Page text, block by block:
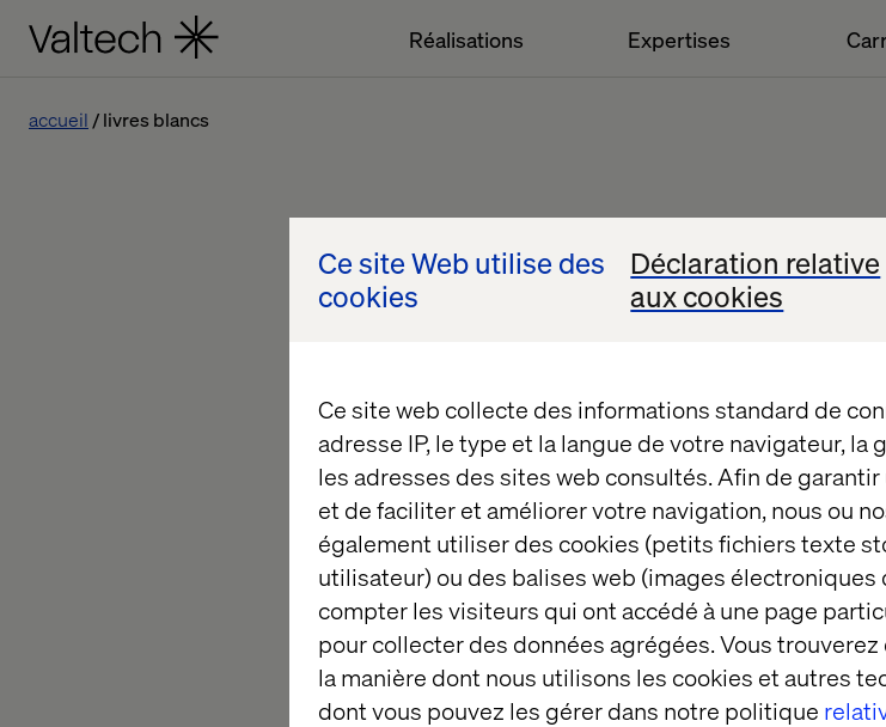
Ce site Web utilise des
cookies
Déclaration relative
aux cookies
Ce site web collecte des informations standard de
adresse IP, le type et la langue de votre navigateur,
les adresses des sites web consultés. Afin de
et de faciliter et améliorer votre navigation, nous ou
également utiliser des cookies (petits fichiers texte
utilisateur) ou des balises web (images
compter les visiteurs qui ont accédé à une page
pour collecter des données agrégées. Vous
la manière dont nous utilisons les cookies et autres
dont vous pouvez les gérer dans notre politique
Réalisations Expertises
accueil livres blancs
Livres